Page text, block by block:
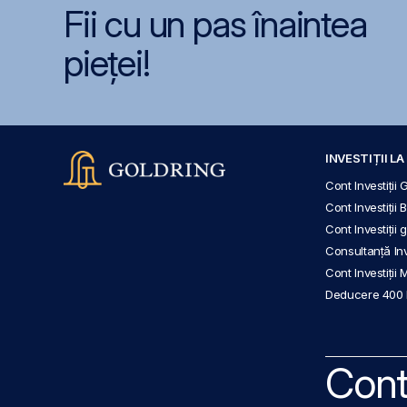
Fii cu un pas înaintea
pieței!
INVESTIȚII LA
Cont Investiții
Cont Investiții
Cont Investiții
Consultanță
Cont Investiții
Deducere 400